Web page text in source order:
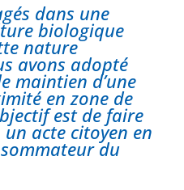
dans une
biologique
nature
avons adopté
maintien d’une
en zone de
est de faire
acte citoyen en
du